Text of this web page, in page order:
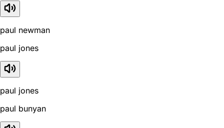
paul newman
paul jones
paul jones
paul bunyan